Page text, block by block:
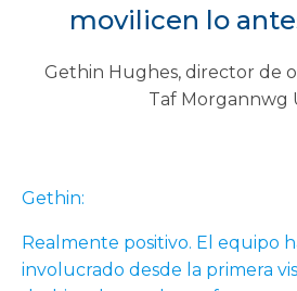
movilicen lo
Gethin Hughes, director de
Taf Morgannwg
Gethin:
Realmente positivo. El equipo
involucrado desde la primera